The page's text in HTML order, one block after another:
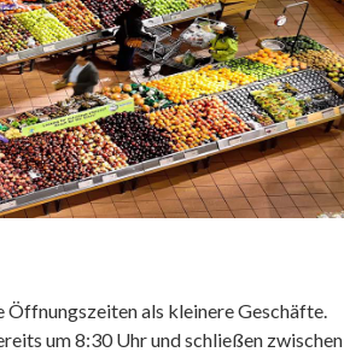
Öffnungszeiten als kleinere Geschäfte.
um 8:30 Uhr und schließen zwischen